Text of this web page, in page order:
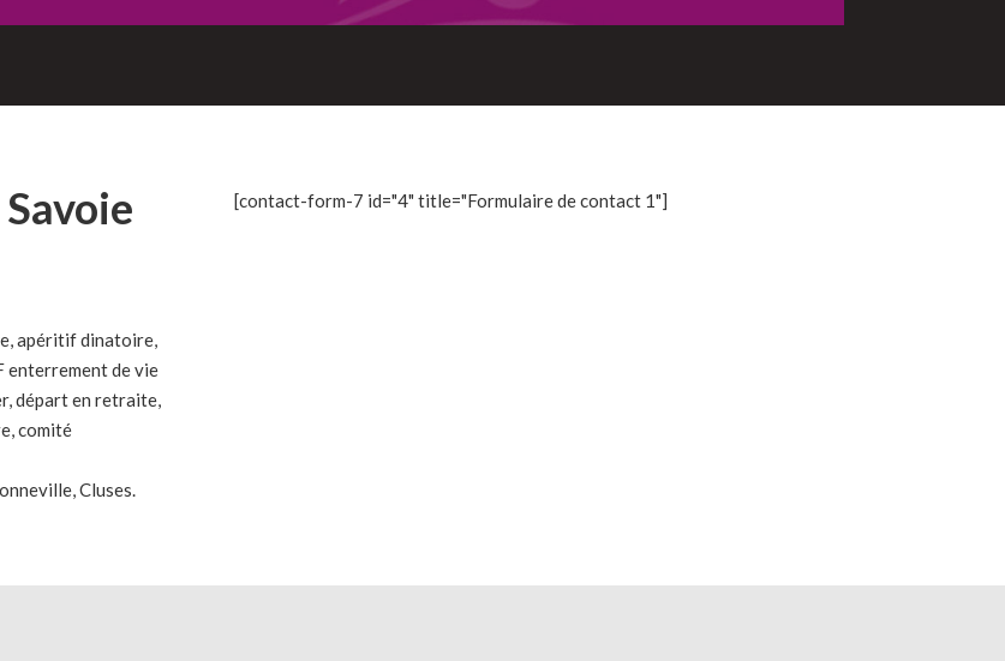
apéritif dinatoire,
enterrement de vie
départ en retraite,
comité
Cluses.
[contact-form-7 id="4" title="Formulaire de contact 1"]